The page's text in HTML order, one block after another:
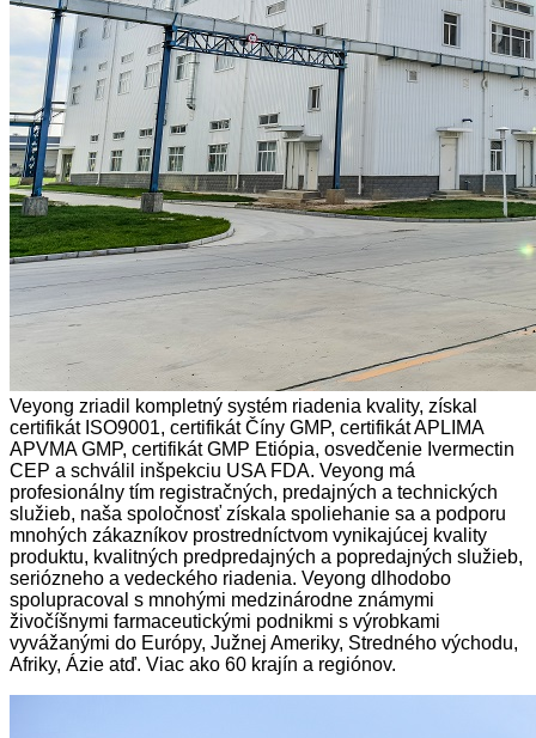
Veyong zriadil kompletný systém riadenia kvality, získal
certifikát ISO9001, certifikát Číny GMP, certifikát APLIMA
APVMA GMP, certifikát GMP Etiópia, osvedčenie Ivermectin
CEP a schválil inšpekciu USA FDA. Veyong má
profesionálny tím registračných, predajných a technických
služieb, naša spoločnosť získala spoliehanie sa a podporu
mnohých zákazníkov prostredníctvom vynikajúcej kvality
produktu, kvalitných predpredajných a popredajných služieb,
seriózneho a vedeckého riadenia. Veyong dlhodobo
spolupracoval s mnohými medzinárodne známymi
živočíšnymi farmaceutickými podnikmi s výrobkami
vyvážanými do Európy, Južnej Ameriky, Stredného východu,
Afriky, Ázie atď. Viac ako 60 krajín a regiónov.